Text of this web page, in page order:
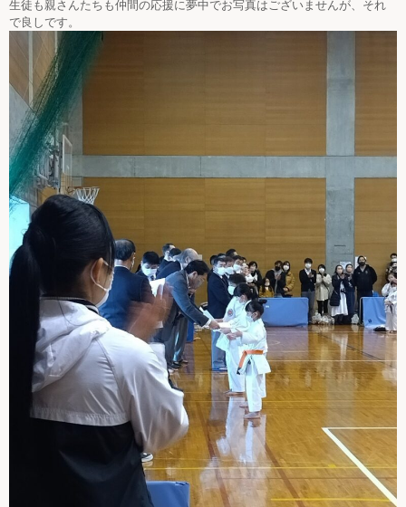
生徒も親さんたちも仲間の応援に夢中でお写真はございませんが、それ
で良しです。